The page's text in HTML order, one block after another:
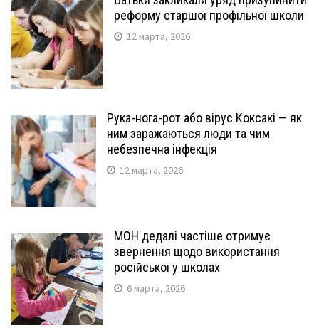
реформу старшої профільної школи
12 марта, 2026
Рука-нога-рот або вірус Коксакі — як
ним заражаються люди та чим
небезпечна інфекція
12 марта, 2026
МОН дедалі частіше отримує
звернення щодо використання
російської у школах
6 марта, 2026